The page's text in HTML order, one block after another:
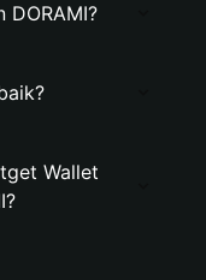
DORAMI?
Wallet